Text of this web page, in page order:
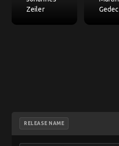
Zeiler
RELEASE NAME